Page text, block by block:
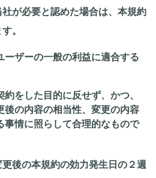
が必要と認めた場合は、本規約
。
ーザーの一般の利益に適合する
をした目的に反せず、かつ、
後の内容の相当性、変更の内容
事情に照らして合理的なもので
後の本規約の効力発生日の２週